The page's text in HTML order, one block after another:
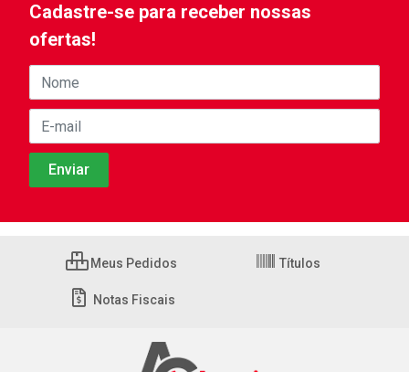
Cadastre-se para receber nossas
ofertas!
Meus Pedidos Títulos
Notas Fiscais